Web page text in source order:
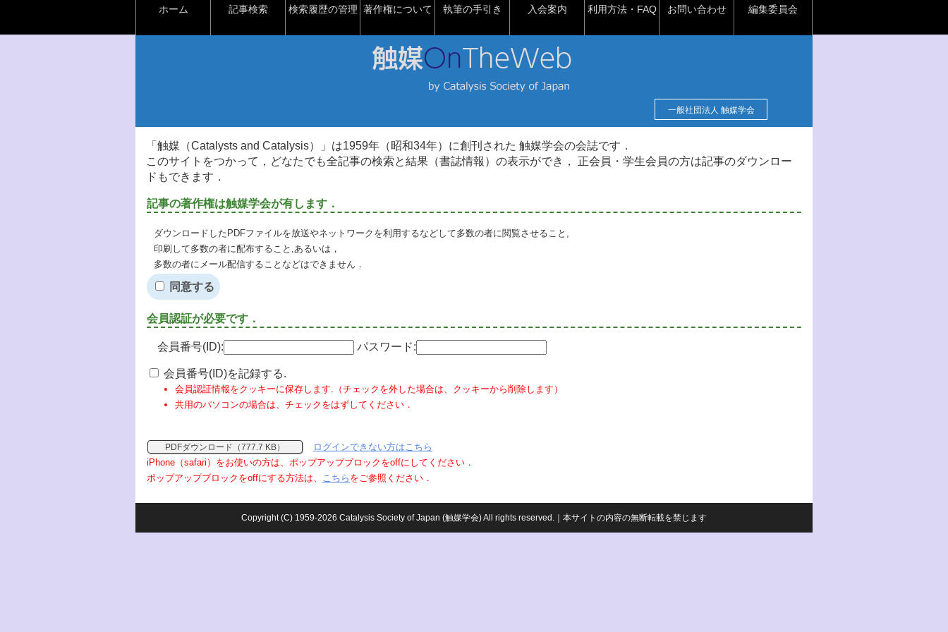
ホーム 記事検索 検索履歴の管理 著作権について 執筆の手引き 入会案内 利用方法・FAQ お問い合わせ 編集委員会
一般社団法人 触媒学会
「触媒（Catalysts and Catalysis）」は1959年（昭和34年）に創刊された 触媒学会の会誌です．
このサイトをつかって，どなたでも全記事の検索と結果（書誌情報）の表示ができ， 正会員・学生会員の方は記事のダウンロー
ドもできます．
記事の著作権は触媒学会が有します．
ダウンロードしたPDFファイルを放送やネットワークを利用するなどして多数の者に閲覧させること,
印刷して多数の者に配布すること,あるいは，
多数の者にメール配信することなどはできません．
同意する
会員認証が必要です．
会員番号(ID): パスワード:
会員番号(ID)を記録する.
会員認証情報をクッキーに保存します.（チェックを外した場合は、クッキーから削除します）
共用のパソコンの場合は、チェックをはずしてください．
PDFダウンロード（777.7 KB）
ログインできない方はこちら
iPhone（safari）をお使いの方は、ポップアップブロックをoffにしてください．
ポップアップブロックをoffにする方法は、 こちら をご参照ください．
Copyright (C) 1959-2026 Catalysis Society of Japan (触媒学会) All rights reserved.｜本サイトの内容の無断転載を禁じます